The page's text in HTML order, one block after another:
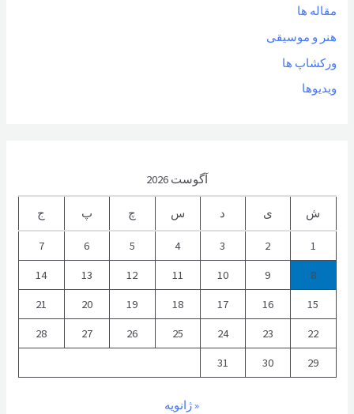
مقاله ها
هنر و موسیقی
ورکشاپ ها
ویدیوها
آگوست 2026
ش ی د س چ پ ج
1
2
3
4
5
6
7
8
9
10
11
12
13
14
15
16
17
18
19
20
21
22
23
24
25
26
27
28
29
30
31
« ژانویه